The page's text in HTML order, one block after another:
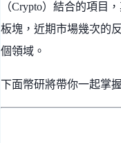
（Crypto）結合的項目
板塊，近期市場幾次的
個領域。
下面幣研將帶你一起掌